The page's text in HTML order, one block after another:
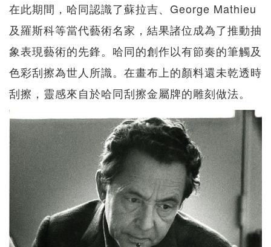
在此期間，哈同認識了蘇拉吉、George Mathieu
及羅斯科等當代藝術名家，結果諸位成為了推動抽
象表現藝術的先鋒。哈同的創作以有節奏的筆觸及
色彩刮擦為世人所識。在畫布上的顏料還未乾透時
刮擦，靈感來自於哈同刮擦金屬牌的雕刻做法。